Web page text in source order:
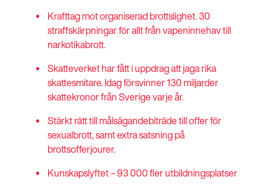
Krafttag mot organiserad brottslighet. 30
straffskärpningar för allt från vapeninnehav till
narkotikabrott.
Skatteverket har fått i uppdrag att jaga rika
skattesmitare. Idag försvinner 130 miljarder
skattekronor från Sverige varje år.
Stärkt rätt till målsägandebiträde till offer för
sexualbrott, samt extra satsning på
brottsofferjourer.
Kunskapslyftet – 93 000 fler utbildningsplatser